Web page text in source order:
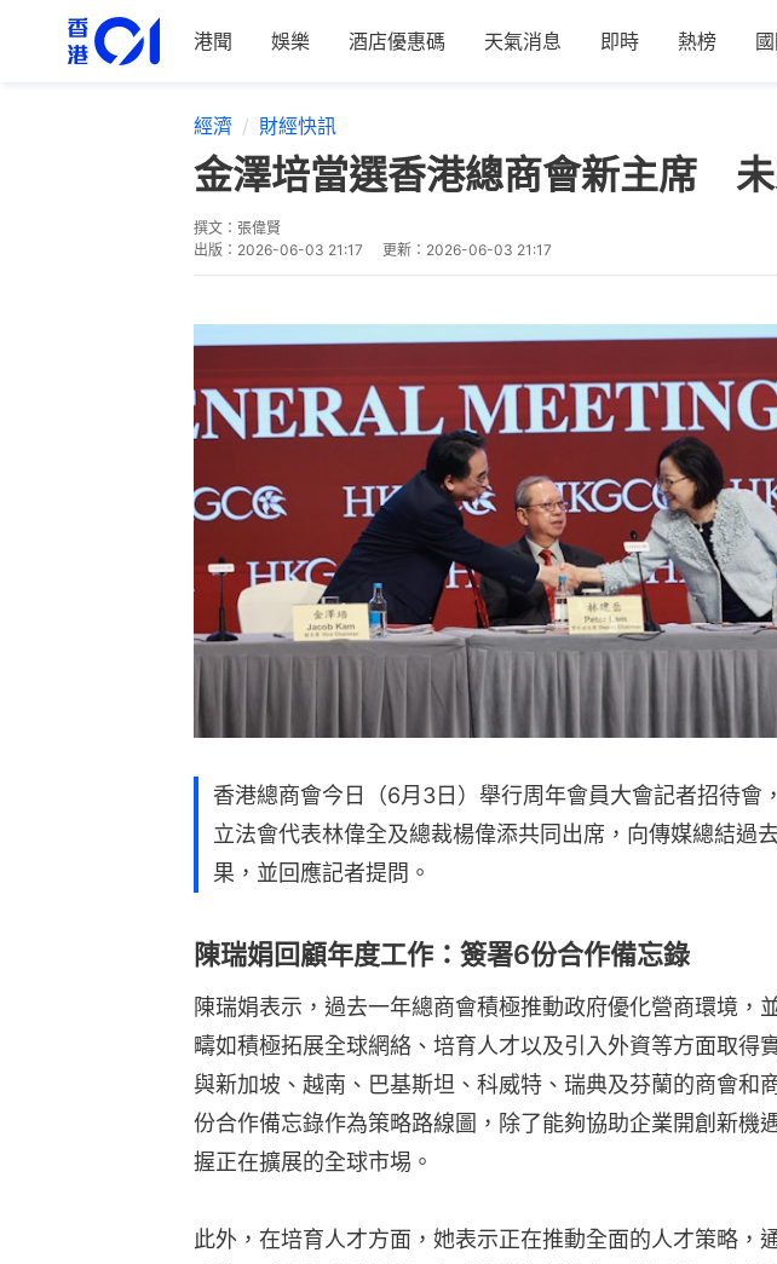
港聞 娛樂 酒店優惠碼 天氣消息 即時 熱榜
經濟 財經快訊
金澤培當選香港總商會新主席
撰文： 張偉賢
出版： 2026-06-03 21:17 更新： 2026-06-03 21:17
香港總商會今日（6月3日）舉行周年會員大會記者招待會
立法會代表林偉全及總裁楊偉添共同出席，向傳媒總結過
果，並回應記者提問。
陳瑞娟回顧年度工作：簽署6份合作備忘錄
陳瑞娟表示，過去一年總商會積極推動政府優化營商環境，
疇如積極拓展全球網絡、培育人才以及引入外資等方面取得
與新加坡、越南、巴基斯坦、科威特、瑞典及芬蘭的商會和
份合作備忘錄作為策略路線圖，除了能夠協助企業開創新機
握正在擴展的全球市埸。
此外，在培育人才方面，她表示正在推動全面的人才策略，